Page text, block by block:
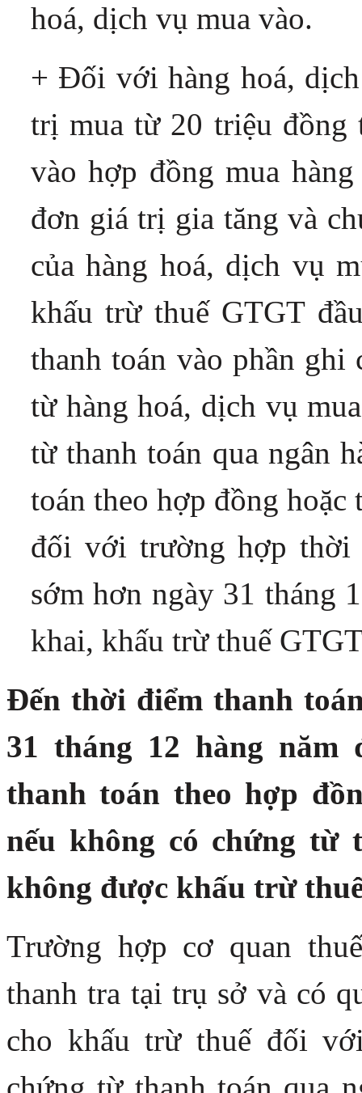
hoá, dịch vụ mua vào.
+ Đối với hàng hoá,
trị mua từ 20 triệu đồng
vào hợp đồng mua
đơn giá trị gia tăng và
của hàng hoá, dịch vụ
khấu trừ thuế GTGT
thanh toán vào phần ghi
từ hàng hoá, dịch vụ
từ thanh toán qua ngân
toán theo hợp đồng
đối với trường hợp thời
sớm hơn ngày 31 tháng
khai, khấu trừ thuế
Đến thời điểm thanh
31 tháng 12 hàng
thanh toán theo hợp
nếu không có chứng từ
không được khấu trừ
Trường hợp cơ quan
thanh tra tại trụ sở và có
cho khấu trừ thuế đối